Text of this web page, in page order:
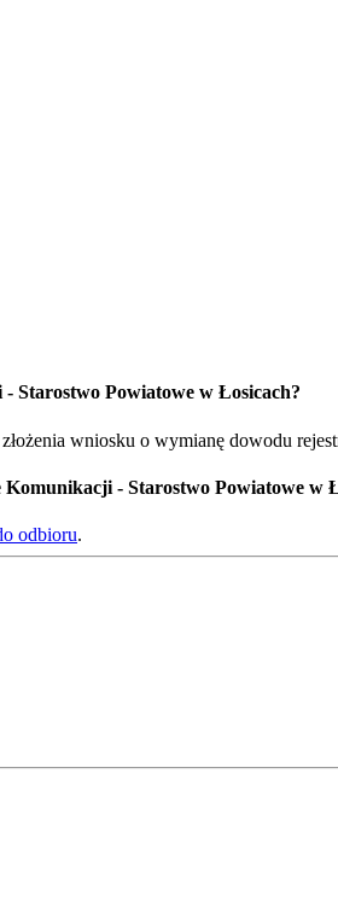
Starostwo Powiatowe w Łosicach?
wniosku o wymianę dowodu
- Starostwo Powiatowe w
odbioru.